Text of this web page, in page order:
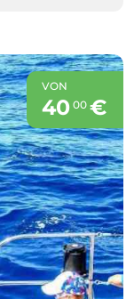
VON
40 00€